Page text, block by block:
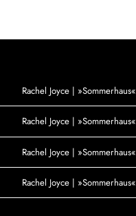
Rachel Joyce | »Sommerhaus«
Rachel Joyce | »Sommerhaus«
Rachel Joyce | »Sommerhaus«
Rachel Joyce | »Sommerhaus«